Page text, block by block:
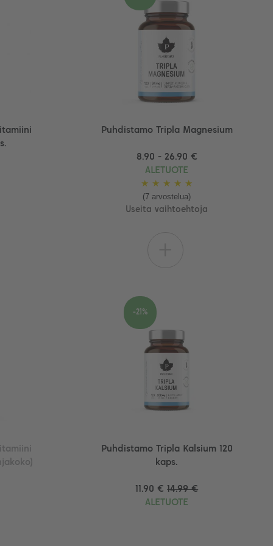
Puhdistamo Tripla Magnesium
8.90 - 26.90 €
ALETUOTE
★ ★ ★ ★ ★
(7 arvostelua)
Useita vaihtoehtoja
Puhdistamo Tripla Kalsium 120
kaps.
11.90 € 14.99 €
ALETUOTE
-21%